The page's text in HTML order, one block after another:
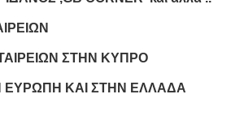
ΣΤΗΝ ΚΥΠΡΟ
ΕΥΡΩΠΗ ΚΑΙ ΣΤΗΝ ΕΛΛΑΔΑ